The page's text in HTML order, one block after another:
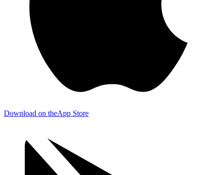
Download on theApp Store